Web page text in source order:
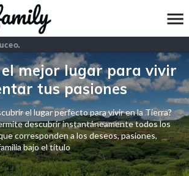
.
mejor lugar para vivir
tus pasiones
el lugar perfecto para vivir en la Tierra?
descubrir instantáneamente todos los
corresponden a los deseos, pasiones,
bajo el título